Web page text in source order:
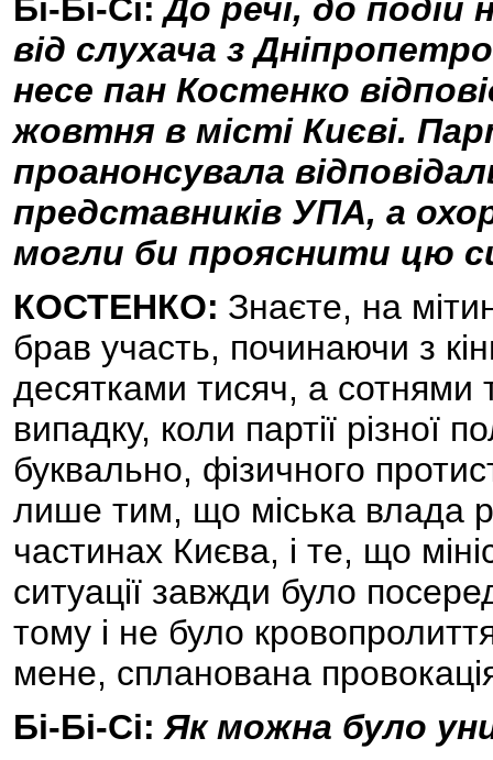
Бі-Бі-Сі: До речі, до подій
від слухача з
несе пан Костенко
жовтня в місті Києві.
проанонсувала
представників УПА, а
могли би прояснити цю
КОСТЕНКО: Знаєте, на
брав участь, починаючи з
десятками тисяч, а сотнями
випадку, коли партії різної
буквально, фізичного
лише тим, що міська влада
частинах Києва, і те, що
ситуації завжди було
тому і не було
мене, спланована
Бі-Бі-Сі: Як можна було